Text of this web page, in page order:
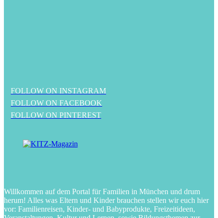
FOLLOW ON INSTAGRAM
FOLLOW ON FACEBOOK
FOLLOW ON PINTEREST
Willkommen auf dem Portal für Familien in München und drum
herum! Alles was Eltern und Kinder brauchen stellen wir euch hier
vor: Familienreisen, Kinder- und Babyprodukte, Freizeitideen,